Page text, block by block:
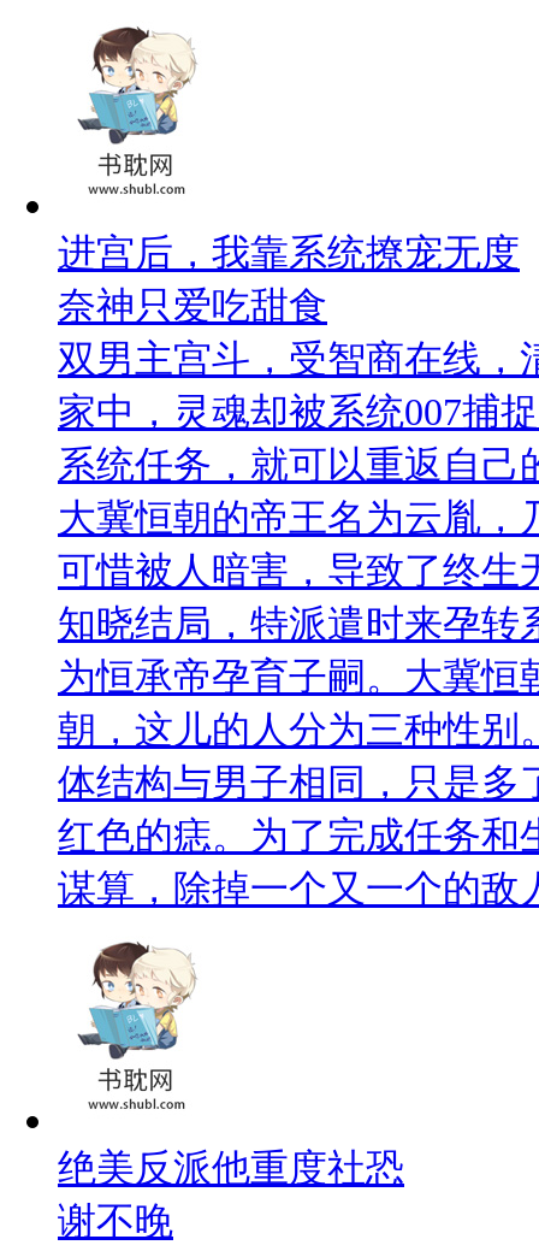
进宫后，我靠系统撩宠无度
奈神只爱吃甜食
双男主宫斗，受智商在线
家中，灵魂却被系统007捕
系统任务，就可以重返自
大冀恒朝的帝王名为云胤
可惜被人暗害，导致了终生
知晓结局，特派遣时来孕转
为恒承帝孕育子嗣。大冀
朝，这儿的人分为三种性别
体结构与男子相同，只是多
红色的痣。为了完成任务和
谋算，除掉一个又一个的敌
绝美反派他重度社恐
谢不晚